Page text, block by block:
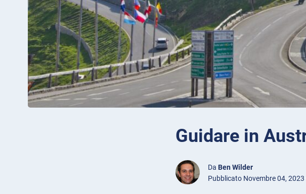
Guidare in
Da Ben Wilder
Pubblicato Novembre 04, 2023